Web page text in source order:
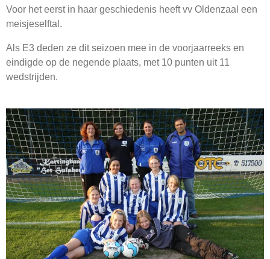
Voor het eerst in haar geschiedenis heeft vv Oldenzaal een
meisjeselftal.
Als E3 deden ze dit seizoen mee in de voorjaarreeks en
eindigde op de negende plaats, met 10 punten uit 11
wedstrijden.